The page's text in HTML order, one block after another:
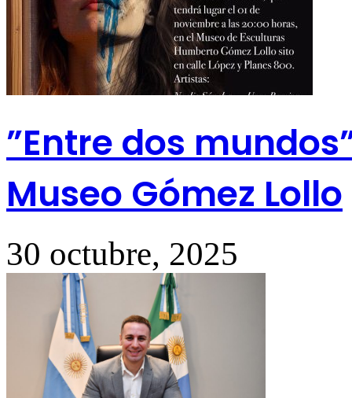
”Entre dos
Museo Gómez Lollo
30 octubre, 2025